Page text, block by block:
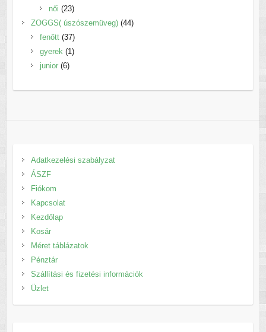
termék
női 2323
termék
ZOGGS( úszószemüveg) 4444
fenőtt 3737
termék
gyerek 11
junior 66
Adatkezelési szabályzat
ÁSZF
Fiókom
Kapcsolat
Kezdőlap
Kosár
Méret táblázatok
Pénztár
Szállítási és fizetési információk
Üzlet